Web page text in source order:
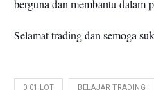
berguna dan membantu dalam
Selamat trading dan semoga
0.01 LOT BELAJAR TRADING